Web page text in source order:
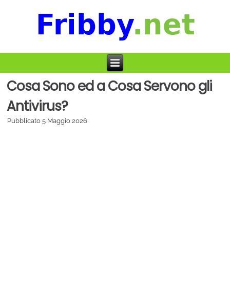
Cosa Sono ed a Cosa Servono gli
Antivirus?
Pubblicato 5 Maggio 2026